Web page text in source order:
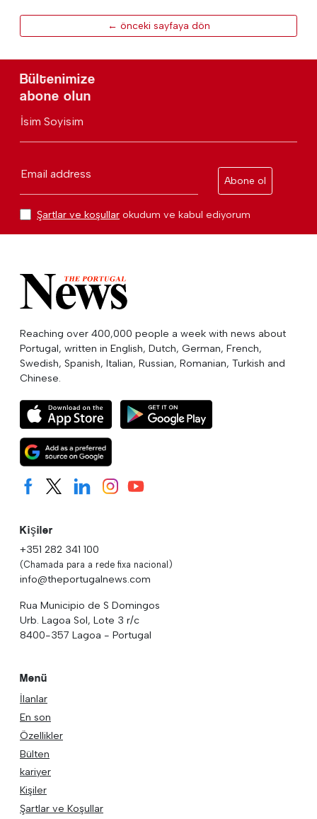
← önceki sayfaya dön
Bültenimize
abone olun
İsim Soyisim
Email address
Abone ol
Şartlar ve koşullar okudum ve kabul ediyorum
Reaching over 400,000 people a week with news about
Portugal, written in English, Dutch, German, French,
Swedish, Spanish, Italian, Russian, Romanian, Turkish and
Chinese.
Kişiler
+351 282 341 100
(Chamada para a rede fixa nacional)
info@theportugalnews.com
Rua Municipio de S Domingos
Urb. Lagoa Sol, Lote 3 r/c
8400-357 Lagoa - Portugal
Menü
İlanlar
En son
Özellikler
Bülten
kariyer
Kişiler
Şartlar ve Koşullar